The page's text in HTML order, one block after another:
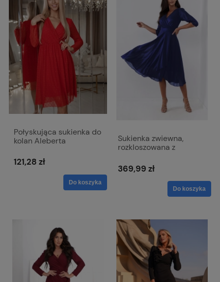
Połyskująca sukienka do
kolan Aleberta
121,28 zł
Do koszyka
Sukienka zwiewna,
rozkloszowana z
Viki połyskująca zieleń
granatowa
369,99 zł
Do koszyka